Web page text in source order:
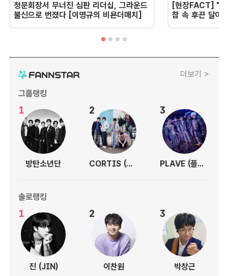
청문회장서 무너진 심판 리더십, 그라운드
불신으로 번졌다 [이영규의 비욘더매치]
[현장FACT] "한
참 속 후끈 달아
더보기 >
그룹랭킹
1
방탄소년단
2
CORTIS (코르티스)
3
PLAVE (플레이브)
솔로랭킹
1
진 (JIN)
2
이찬원
3
박창근